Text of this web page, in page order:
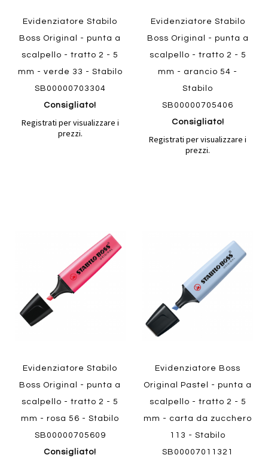
Evidenziatore Stabilo
Boss Original - punta a
scalpello - tratto 2 - 5
mm - verde 33 - Stabilo
SB00000703304
Consigliato!
Registrati per visualizzare i
prezzi.
Quickview
Evidenziatore Stabilo
Boss Original - punta a
scalpello - tratto 2 - 5
mm - arancio 54 -
Stabilo
SB00000705406
Consigliato!
Registrati per visualizzare i
prezzi.
Quickview
al
confronto
Evidenziatore Stabilo
Boss Original - punta a
scalpello - tratto 2 - 5
mm - rosa 56 - Stabilo
SB00000705609
Consigliato!
Evidenziatore Boss
Original Pastel - punta a
scalpello - tratto 2 - 5
mm - carta da zucchero
113 - Stabilo
SB00007011321